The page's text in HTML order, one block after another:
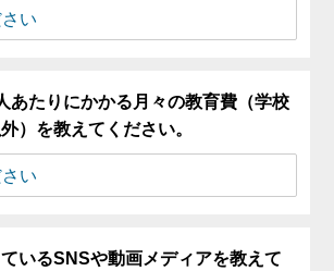
あたりにかかる月々の教育費（学校
）を教えてください。
いるSNSや動画メディアを教えて